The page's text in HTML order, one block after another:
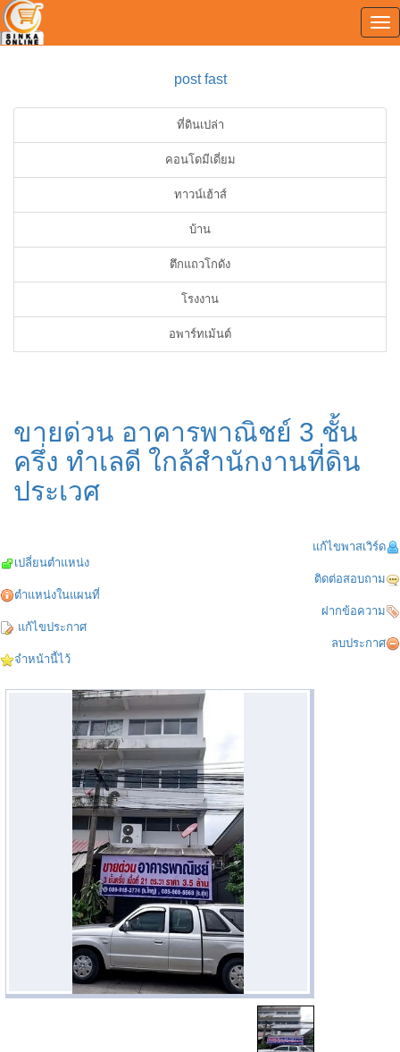
post fast
ที่ดินเปล่า
คอนโดมีเดี่ยม
ทาวน์เฮ้าส์
บ้าน
ตึกแถวโกดัง
โรงงาน
อพาร์ทเม้นต์
ขายด่วน อาคารพาณิชย์ 3 ชั้น
ครึ่ง ทำเลดี ใกล้สำนักงานที่ดิน
ประเวศ
แก้ไขพาสเวิร์ด
เปลี่ยนตำแหน่ง
ติดต่อสอบถาม
ตำแหน่งในแผนที่
ฝากข้อความ
แก้ไขประกาศ
ลบประกาศ
จำหน้านี้ไว้